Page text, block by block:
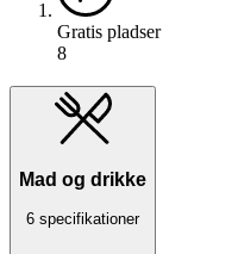
Gratis pladser
8
Mad og drikke
6 specifikationer